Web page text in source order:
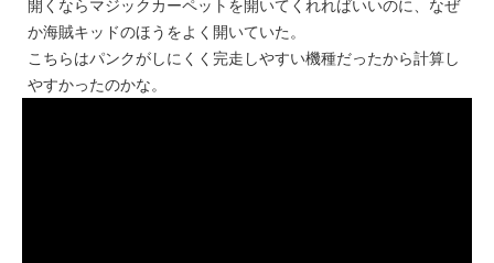
開くならマジックカーペットを開いてくれればいいのに、なぜ
か海賊キッドのほうをよく開いていた。
こちらはパンクがしにくく完走しやすい機種だったから計算し
やすかったのかな。